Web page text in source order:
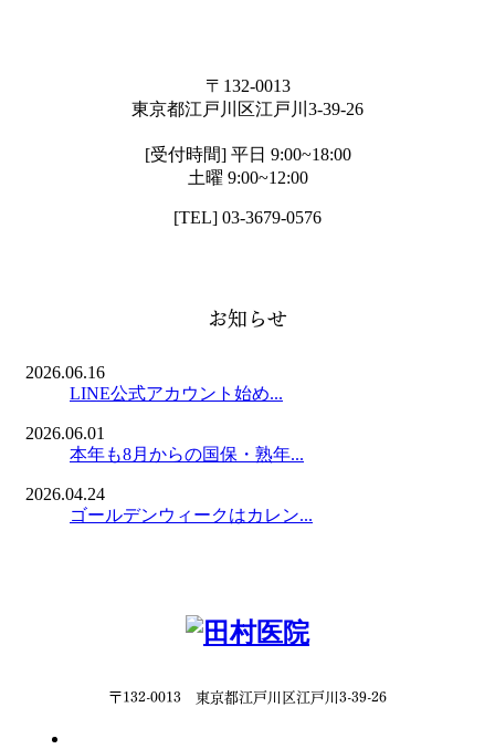
〒132-0013
東京都江戸川区江戸川3-39-26
[受付時間] 平日 9:00~18:00
土曜 9:00~12:00
[TEL] 03-3679-0576
お知らせ
2026.06.16
LINE公式アカウント始め...
2026.06.01
本年も8月からの国保・熟年...
2026.04.24
ゴールデンウィークはカレン...
〒132-0013 東京都江戸川区江戸川3-39-26